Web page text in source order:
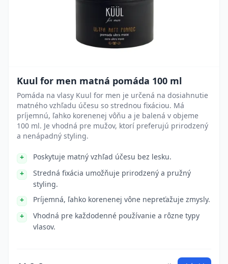
Kuul for men matná pomáda 100 ml
Pomáda na vlasy Kuul for men je určená na dosiahnutie
matného vzhľadu účesu so strednou fixáciou. Má
príjemnú, ľahko korenenej vôňu a je balená v objeme
100 ml. Je vhodná pre mužov, ktorí preferujú prirodzený
a nenápadný styling.
Poskytuje matný vzhľad účesu bez lesku.
Stredná fixácia umožňuje prirodzený a pružný
styling.
Príjemná, ľahko korenenej vône nepreťažuje zmysly.
Vhodná pre každodenné používanie a rôzne typy
vlasov.